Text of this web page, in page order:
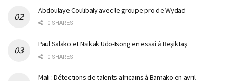
Abdoulaye Coulibaly avec le groupe pro de Wydad
0 SHARES
Paul Salako et Nsikak Udo-Isong en essai à Beşiktaş
0 SHARES
Mali : Détections de talents africains à Bamako en avril